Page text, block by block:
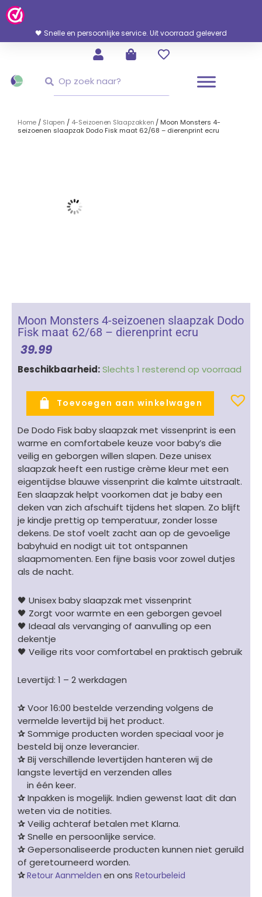
Ga
Naar
Inhoud
🖤 Snelle en persoonlijke service. Uit voorraad geleverd
Home / Slapen / 4-Seizoenen Slaapzakken / Moon Monsters 4-
seizoenen slaapzak Dodo Fisk maat 62/68 – dierenprint ecru
Moon Monsters 4-seizoenen slaapzak Dodo
Fisk maat 62/68 – dierenprint ecru
39.99
Beschikbaarheid:Slechts 1 resterend op voorraad
Moon
seizoenen
Dodo
Fisk
maat
62/68
-
dierenprint
ecru
aantal
Toevoegen aan winkelwagen
De Dodo Fisk baby slaapzak met vissenprint is een
warme en comfortabele keuze voor baby’s die
veilig en geborgen willen slapen. Deze unisex
slaapzak heeft een rustige crème kleur met een
eigentijdse blauwe vissenprint die kalmte uitstraalt.
Een slaapzak helpt voorkomen dat je baby een
deken van zich afschuift tijdens het slapen. Zo blijft
je kindje prettig op temperatuur, zonder losse
dekens. De stof voelt zacht aan op de gevoelige
babyhuid en nodigt uit tot ontspannen
slaapmomenten. Een fijne basis voor zowel dutjes
als de nacht.
🖤 Unisex baby slaapzak met vissenprint
🖤 Zorgt voor warmte en een geborgen gevoel
🖤 Ideaal als vervanging of aanvulling op een
dekentje
🖤 Veilige rits voor comfortabel en praktisch gebruik
Levertijd: 1 – 2 werkdagen
✰Voor 16:00 bestelde verzending volgens de
vermelde levertijd bij het product.
✰Sommige producten worden speciaal voor je
besteld bij onze leverancier.
✰Bij verschillende levertijden hanteren wij de
langste levertijd en verzenden alles
in één keer.
✰Inpakken is mogelijk. Indien gewenst laat dit dan
weten via de notities.
✰Veilig achteraf betalen met Klarna.
✰Snelle en persoonlijke service.
✰Gepersonaliseerde producten kunnen niet geruild
of geretourneerd worden.
✰Retour Aanmelden en ons Retourbeleid